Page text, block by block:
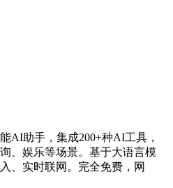
AI助手，集成200+种AI工具，
、娱乐等场景。基于大语言模
、实时联网。完全免费，网